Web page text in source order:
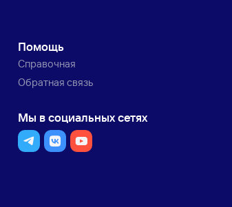
Помощь
Справочная
Обратная связь
Мы в социальных сетях